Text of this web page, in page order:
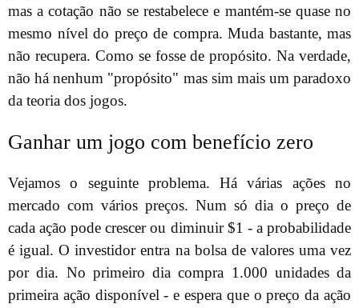
mas a cotação não se restabelece e mantém-se quase no
mesmo nível do preço de compra. Muda bastante, mas
não recupera. Como se fosse de propósito. Na verdade,
não há nenhum "propósito" mas sim mais um paradoxo
da teoria dos jogos.
Ganhar um jogo com benefício zero
Vejamos o seguinte problema. Há várias ações no
mercado com vários preços. Num só dia o preço de
cada ação pode crescer ou diminuir $1 - a probabilidade
é igual. O investidor entra na bolsa de valores uma vez
por dia. No primeiro dia compra 1.000 unidades da
primeira ação disponível - e espera que o preço da ação